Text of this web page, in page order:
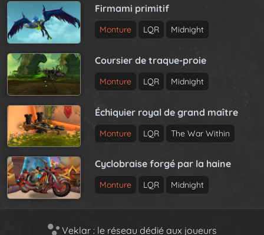
Firmami primitif
Monture LQR Midnight
Coursier de traque-proie
Monture LQR Midnight
Échiquier royal de grand maître
Monture LQR The War Within
Cyclobraise forgé par la haine
Monture LQR Midnight
Veklar : le réseau dédié aux joueurs